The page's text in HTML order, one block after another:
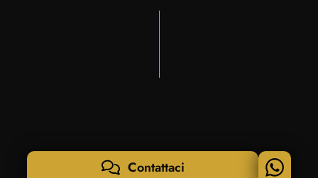
Contattaci